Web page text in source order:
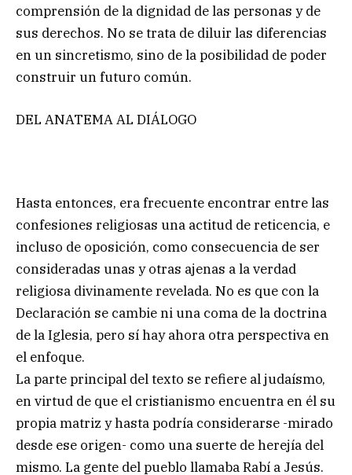
comprensión de la dignidad de las personas y de
sus derechos. No se trata de diluir las diferencias
en un sincretismo, sino de la posibilidad de poder
construir un futuro común.
DEL ANATEMA AL DIÁLOGO
Hasta entonces, era frecuente encontrar entre las
confesiones religiosas una actitud de reticencia, e
incluso de oposición, como consecuencia de ser
consideradas unas y otras ajenas a la verdad
religiosa divinamente revelada. No es que con la
Declaración se cambie ni una coma de la doctrina
de la Iglesia, pero sí hay ahora otra perspectiva en
el enfoque.
La parte principal del texto se refiere al judaísmo,
en virtud de que el cristianismo encuentra en él su
propia matriz y hasta podría considerarse -mirado
desde ese origen- como una suerte de herejía del
mismo. La gente del pueblo llamaba Rabí a Jesús.